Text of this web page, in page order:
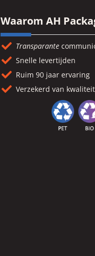
Waarom AH
Transparante
Snelle levertijden
Ruim 90 jaar ervaring
Verzekerd van